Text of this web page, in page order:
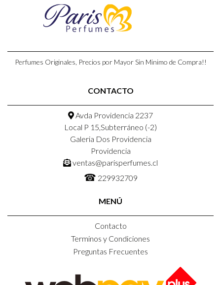
Perfumes Originales, Precios por Mayor Sin Minimo de Compra!!
CONTACTO
Avda Providencia 2237
Local P 15,Subterráneo (-2)
Galeria Dos Providencia
Providencia
ventas@parisperfumes.cl
☎ 229932709
MENÚ
Contacto
Terminos y Condiciones
Preguntas Frecuentes